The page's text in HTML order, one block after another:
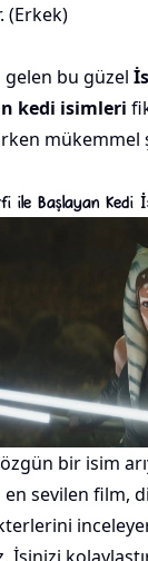
(Erkek)
gelen bu güzel
kedi isimleri
mükemmel
ile Başlayan Kedi
bir isim
sevilen film,